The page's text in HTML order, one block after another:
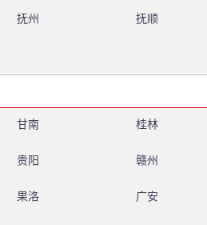
抚州 抚顺
甘南 桂林
贵阳 赣州
果洛 广安